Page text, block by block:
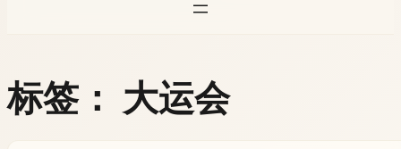
标签： 大运会